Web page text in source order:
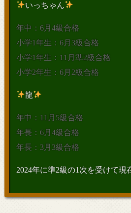
いっちゃん
年中：6月4級合格
小学1年生：6月3級合格
小学1年生：11月準2級合格
小学2年生：6月2級合格
龍
年中：11月5級合格
年長：6月4級合格
年長：3月3級合格
2024年に準2級の1次を受けて現